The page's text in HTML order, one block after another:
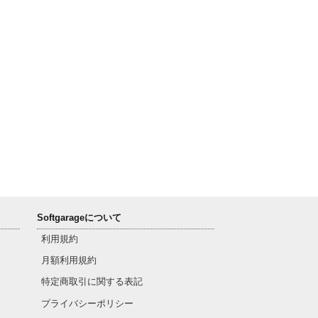
Softgarageについて
利用規約
月額利用規約
特定商取引に関する表記
プライバシーポリシー